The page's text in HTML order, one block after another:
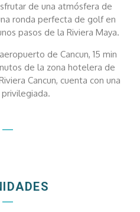
de una atmósfera de
ronda perfecta de golfen
pasos de la Riviera Maya.
de Cancun, 15 min
de la zona hotelera de
Cancun, cuenta con una